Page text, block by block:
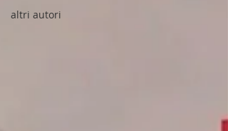
altri autori